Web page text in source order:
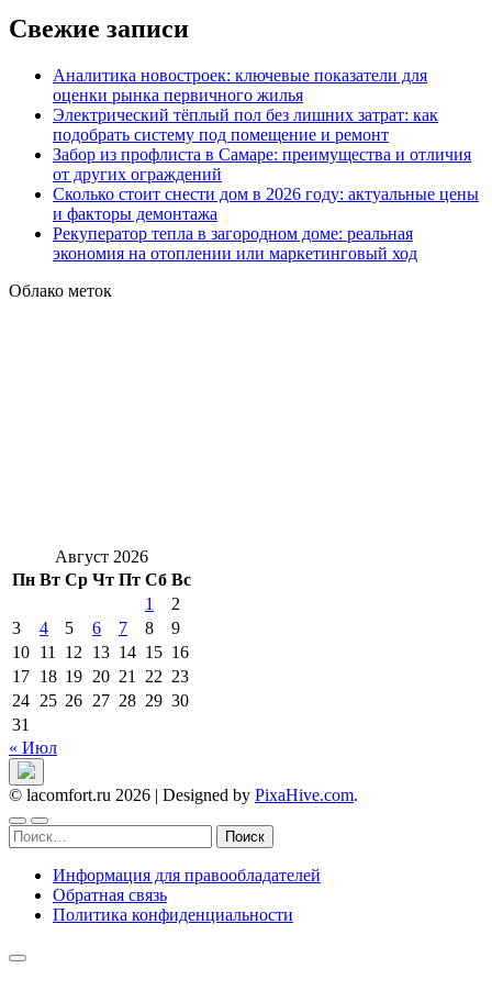
Свежие записи
Аналитика новостроек: ключевые показатели для
оценки рынка первичного жилья
Электрический тёплый пол без лишних затрат: как
подобрать систему под помещение и ремонт
Забор из профлиста в Самаре: преимущества и отличия
от других ограждений
Сколько стоит снести дом в 2026 году: актуальные цены
и факторы демонтажа
Рекуператор тепла в загородном доме: реальная
экономия на отоплении или маркетинговый ход
Облако меток
Август 2026
Пн Вт Ср Чт Пт Сб Вс
1
2
3
4 5 6 7 8
9
10 11 12 13 14 15 16
17 18 19 20 21 22 23
24 25 26 27 28 29 30
31
« Июл
© lacomfort.ru 2026 | Designed by PixaHive.com.
Найти:
Информация для правообладателей
Обратная связь
Политика конфиденциальности